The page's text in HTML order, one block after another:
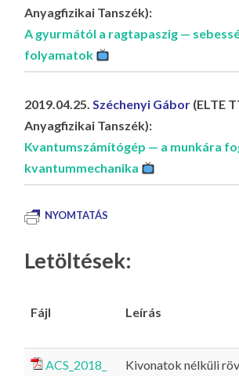
Anyagfizikai Tanszék):
A gyurmától a ragtapaszig —
folyamatok
2019.04.25.Széchenyi Gábor (ELTE
Anyagfizikai Tanszék):
Kvantumszámítógép — a munkára
kvantummechanika
NYOMTATÁS
Letöltések:
Fájl Leírás
ACS_2018_
Kivonatok nélküli